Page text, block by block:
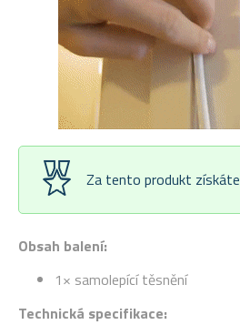
Obsah balení:
1× samolepící těsnění
Technická specifikace:
Za tento produkt získáte